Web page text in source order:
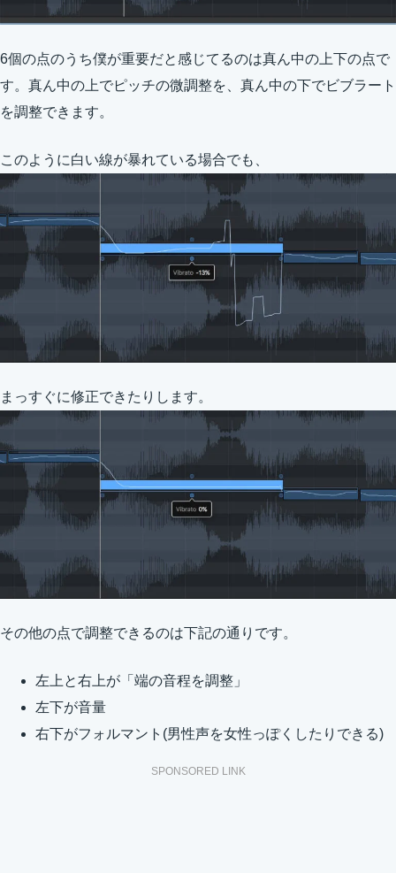
6個の点のうち僕が重要だと感じてるのは真ん中の上下の点で
す。真ん中の上でピッチの微調整を、真ん中の下でビブラート
を調整できます。
このように白い線が暴れている場合でも、
まっすぐに修正できたりします。
その他の点で調整できるのは下記の通りです。
左上と右上が「端の音程を調整」
左下が音量
右下がフォルマント(男性声を女性っぽくしたりできる)
SPONSORED LINK